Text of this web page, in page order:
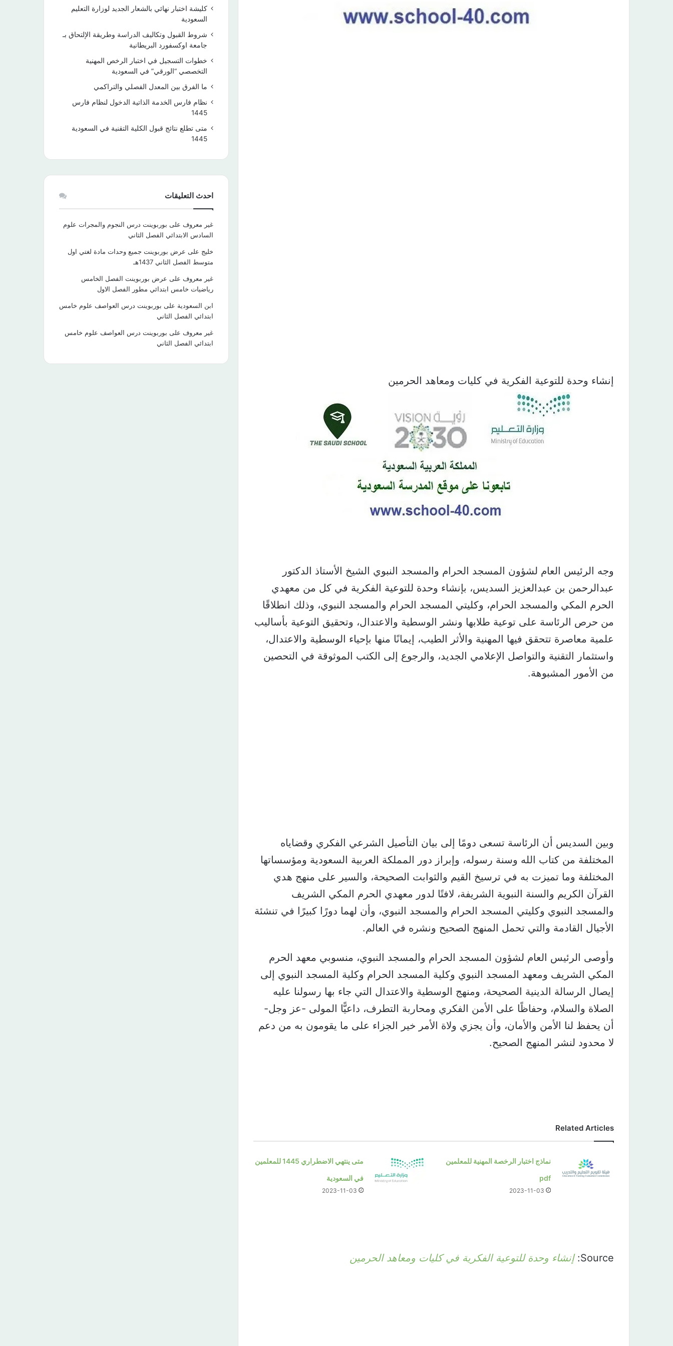
إنشاء وحدة للتوعية الفكرية في كليات ومعاهد الحرمين
وجه الرئيس العام لشؤون المسجد الحرام والمسجد النبوي الشيخ الأستاذ الدكتور
عبدالرحمن بن عبدالعزيز السديس، بإنشاء وحدة للتوعية الفكرية في كل من معهدي
الحرم المكي والمسجد الحرام، وكليتي المسجد الحرام والمسجد النبوي، وذلك انطلاقًا
من حرص الرئاسة على توعية طلابها ونشر الوسطية والاعتدال، وتحقيق التوعية بأساليب
علمية معاصرة تتحقق فيها المهنية والأثر الطيب، إيمانًا منها بإحياء الوسطية والاعتدال،
واستثمار التقنية والتواصل الإعلامي الجديد، والرجوع إلى الكتب الموثوقة في التحصين
من الأمور المشبوهة.
وبين السديس أن الرئاسة تسعى دومًا إلى بيان التأصيل الشرعي الفكري وقضاياه
المختلفة من كتاب الله وسنة رسوله، وإبراز دور المملكة العربية السعودية ومؤسساتها
المختلفة وما تميزت به في ترسيخ القيم والثوابت الصحيحة، والسير على منهج هدي
القرآن الكريم والسنة النبوية الشريفة، لافتًا لدور معهدي الحرم المكي الشريف
والمسجد النبوي وكليتي المسجد الحرام والمسجد النبوي، وأن لهما دورًا كبيرًا في تنشئة
الأجيال القادمة والتي تحمل المنهج الصحيح ونشره في العالم.
وأوصى الرئيس العام لشؤون المسجد الحرام والمسجد النبوي، منسوبي معهد الحرم
المكي الشريف ومعهد المسجد النبوي وكلية المسجد الحرام وكلية المسجد النبوي إلى
إيصال الرسالة الدينية الصحيحة، ومنهج الوسطية والاعتدال التي جاء بها رسولنا عليه
الصلاة والسلام، وحفاظًا على الأمن الفكري ومحاربة التطرف، داعيًّا المولى -عز وجل-
أن يحفظ لنا الأمن والأمان، وأن يجزي ولاة الأمر خير الجزاء على ما يقومون به من دعم
لا محدود لنشر المنهج الصحيح.
Related Articles
نماذج اختبار الرخصة المهنية للمعلمين
pdf
2023-11-03
متى ينتهي الاضطراري 1445 للمعلمين
في السعودية
2023-11-03
Source: إنشاء وحدة للتوعية الفكرية في كليات ومعاهد الحرمين
كليشة اختبار نهائي بالشعار الجديد لوزارة التعليم
السعودية
شروط القبول وتكاليف الدراسة وطريقة الإلتحاق بـ
جامعة اوكسفورد البريطانية
خطوات التسجيل في اختبار الرخص المهنية
التخصصي “الورقي” في السعودية
ما الفرق بين المعدل الفصلي والتراكمي
نظام فارس الخدمة الذاتية الدخول لنظام فارس
1445
متى تطلع نتائج قبول الكلية التقنية في السعودية
1445
احدث التعليقات
غير معروف على بوربوينت درس النجوم والمجرات علوم
السادس الابتدائي الفصل الثاني
خليج على عرض بوربوينت جميع وحدات مادة لغتي اول
متوسط الفصل الثاني 1437هـ
غير معروف على عرض بوربوينت الفصل الخامس
رياضيات خامس ابتدائي مطور الفصل الاول
ابن السعودية على بوربوينت درس العواصف علوم خامس
ابتدائي الفصل الثاني
غير معروف على بوربوينت درس العواصف علوم خامس
ابتدائي الفصل الثاني